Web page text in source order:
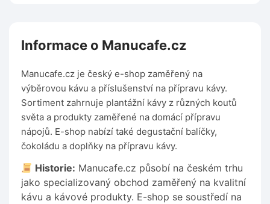
Informace o Manucafe.cz
Manucafe.cz je český e-shop zaměřený na
výběrovou kávu a příslušenství na přípravu kávy.
Sortiment zahrnuje plantážní kávy z různých koutů
světa a produkty zaměřené na domácí přípravu
nápojů. E-shop nabízí také degustační balíčky,
čokoládu a doplňky na přípravu kávy.
Historie: Manucafe.cz působí na českém trhu
jako specializovaný obchod zaměřený na kvalitní
kávu a kávové produkty. E-shop se soustředí na